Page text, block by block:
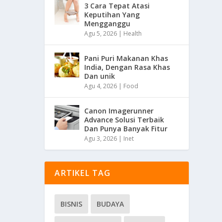
3 Cara Tepat Atasi
Keputihan Yang
Mengganggu
Agu 5, 2026 | Health
Pani Puri Makanan Khas
India, Dengan Rasa Khas
Dan unik
Agu 4, 2026 | Food
Canon Imagerunner
Advance Solusi Terbaik
Dan Punya Banyak Fitur
Agu 3, 2026 | Inet
ARTIKEL TAG
BISNIS BUDAYA